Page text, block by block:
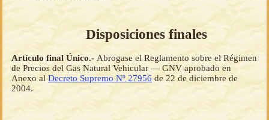
Disposiciones finales
Artículo final Único.- Abrogase el Reglamento sobre el Régimen
de Precios del Gas Natural Vehicular — GNV aprobado en
Anexo al Decreto Supremo Nº 27956 de 22 de diciembre de
2004.